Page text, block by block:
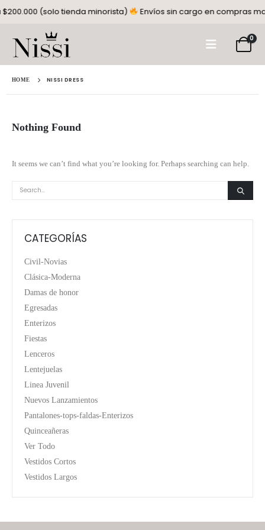
(solo tienda minorista) Envíos sin cargo en compras
0
HOME NISSI DRESS
Nothing Found
It seems we can’t find what you’re looking for. Perhaps searching can help.
CATEGORÍAS
Civil-Novias
Clásica-Moderna
Damas de honor
Egresadas
Enterizos
Fiestas
Lenceros
Lentejuelas
Linea Juvenil
Nuevos Lanzamientos
Pantalones-tops-faldas-Enterizos
Quinceañeras
Ver Todo
Vestidos Cortos
Vestidos Largos